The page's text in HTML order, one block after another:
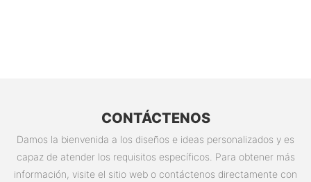
CONTÁCTENOS
Damos la bienvenida a los diseños e ideas personalizados y es
capaz de atender los requisitos específicos. Para obtener más
información, visite el sitio web o contáctenos directamente con